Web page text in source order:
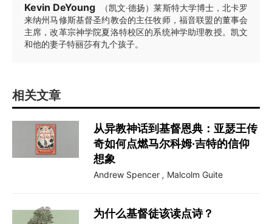
Kevin DeYoung
（凯文·德扬）莱斯特大学博士，北卡罗
来纳州马修斯基督圣约教会的主任牧师，福音联盟的董事会
主席，改革宗神学院夏洛特校区的系统神学助理教授。凯文
和他的妻子特丽莎有九个孩子。
相关文章
从异教神话到基督恩典：亚瑟王传
奇如何点燃马尔科姆·吉特的信仰
想象
Andrew Spencer , Malcolm Guite
为什么基督徒该读点诗？